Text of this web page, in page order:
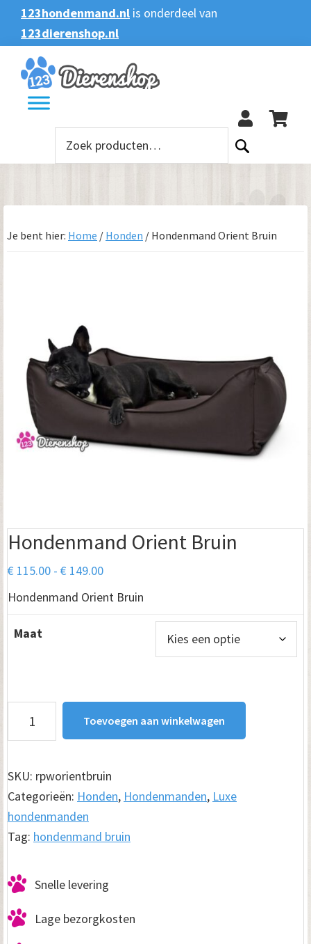
Spring
naar
de
hoofdnavigatie
Door
naar
de
hoofd
inhoud
Spring
naar
de
voettekst
123hondenmand.nl is onderdeel van
123dierenshop.nl
Zoeken
Zoeken
naar:
Je bent hier: Home / Honden / Hondenmand Orient Bruin
Hondenmand Orient Bruin
€ 115.00 - € 149.00Prijsklasse:
€ 115.00
Hondenmand Orient Bruin
Maat
Orient
aantal
Toevoegen aan winkelwagen
SKU: rpworientbruin
Categorieën: Honden, Hondenmanden, Luxe
hondenmanden
Tag: hondenmand bruin
Snelle levering
Lage bezorgkosten